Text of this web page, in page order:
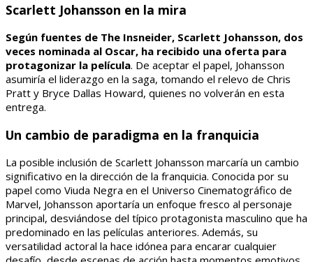
Scarlett Johansson en la mira
Según fuentes de The Insneider, Scarlett Johansson, dos
veces nominada al Oscar, ha recibido una oferta para
protagonizar la película. De aceptar el papel, Johansson
asumiría el liderazgo en la saga, tomando el relevo de Chris
Pratt y Bryce Dallas Howard, quienes no volverán en esta
entrega.
Un cambio de paradigma en la franquicia
La posible inclusión de Scarlett Johansson marcaría un cambio
significativo en la dirección de la franquicia. Conocida por su
papel como Viuda Negra en el Universo Cinematográfico de
Marvel, Johansson aportaría un enfoque fresco al personaje
principal, desviándose del típico protagonista masculino que ha
predominado en las películas anteriores. Además, su
versatilidad actoral la hace idónea para encarar cualquier